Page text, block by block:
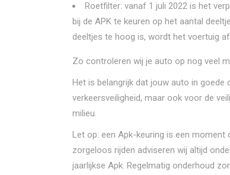
Roetfilter: vanaf 1 juli 2022 is het
bij de APK te keuren op het aantal
deeltjes te hoog is, wordt het voertuig
Zo controleren wij je auto op nog veel
Het is belangrijk dat jouw auto in goede
verkeersveiligheid, maar ook voor de
milieu.
Let op: een Apk-keuring is een moment
zorgeloos rijden adviseren wij altijd
jaarlijkse Apk. Regelmatig onderhoud